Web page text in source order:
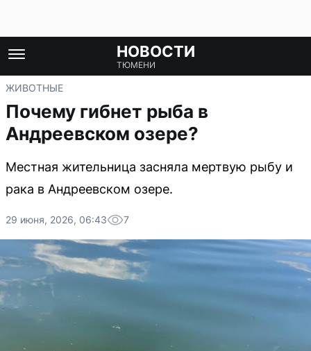
НОВОСТИ
ТЮМЕНИ
ЖИВОТНЫЕ
Почему гибнет рыба в
Андреевском озере?
Местная жительница засняла мертвую рыбу и
рака в Андреевском озере.
29 июня, 2026, 06:43 7